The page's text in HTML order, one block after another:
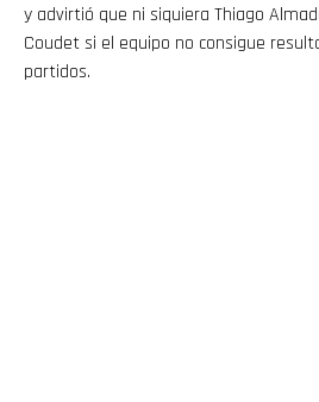
y advirtió que ni siquiera Thiago
Coudet si el equipo no consigue
partidos.